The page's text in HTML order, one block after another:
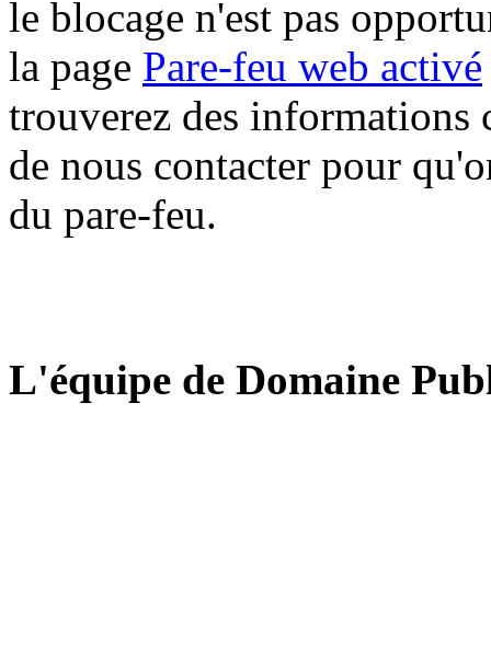
le blocage n'est pas
la page Pare-feu web activé
trouverez des informations
de nous contacter pour
du pare-feu.
L'équipe de Domaine